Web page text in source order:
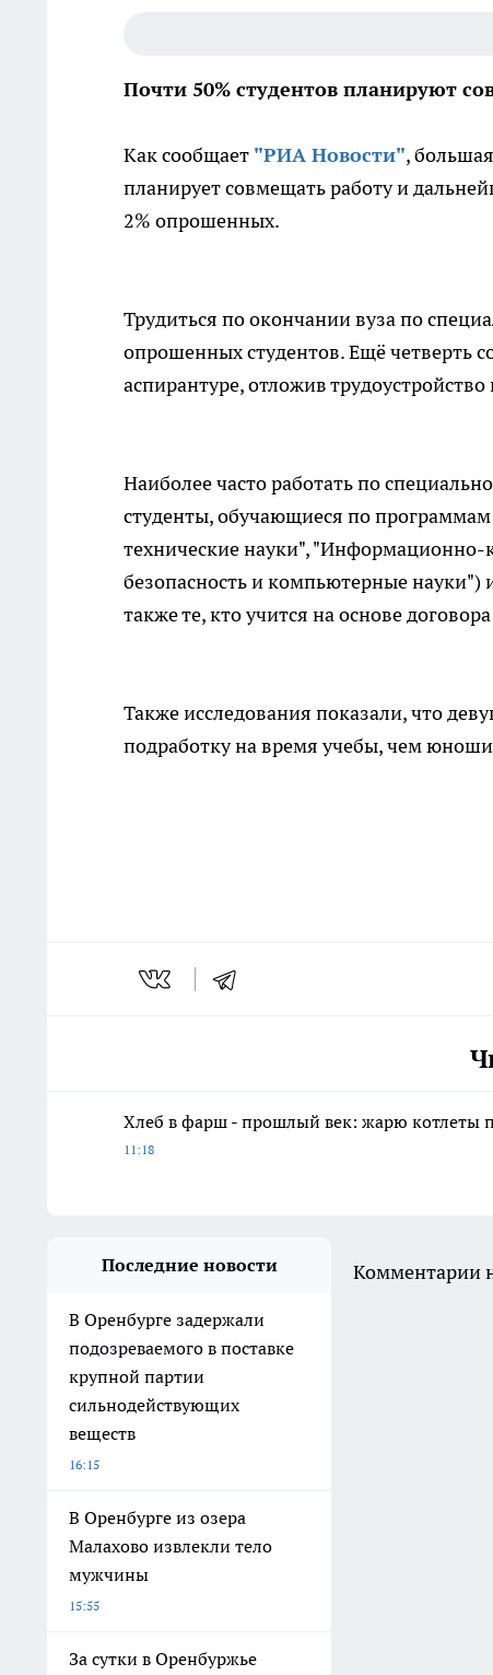
Почти 50% студентов планируют
Как сообщает "РИА Новости",
планирует совмещать работу и
2% опрошенных.
Трудиться по окончании вуза по
опрошенных студентов. Ещё четверть
аспирантуре, отложив
Наиболее часто работать по
студенты, обучающиеся по
технические науки",
безопасность и компьютерные науки")
также те, кто учится на основе
Также исследования показали, что
подработку на время учебы, чем
Хлеб в фарш - прошлый век: жарю котлеты
11:18
Последние новости
В Оренбурге задержали
подозреваемого в поставке
крупной партии
сильнодействующих
веществ
16:15
В Оренбурге из озера
Малахово извлекли тело
мужчины
15:55
За сутки в Оренбуржье
Комментарии